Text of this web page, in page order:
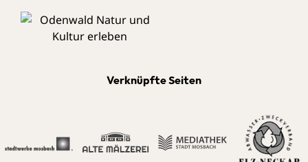
Verknüpfte Seiten